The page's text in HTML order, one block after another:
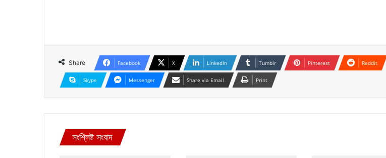
Share Facebook X LinkedIn Tumblr Pinterest Reddit
Skype Messenger Share via Email Print
সংশ্লিষ্ট সংবাদ